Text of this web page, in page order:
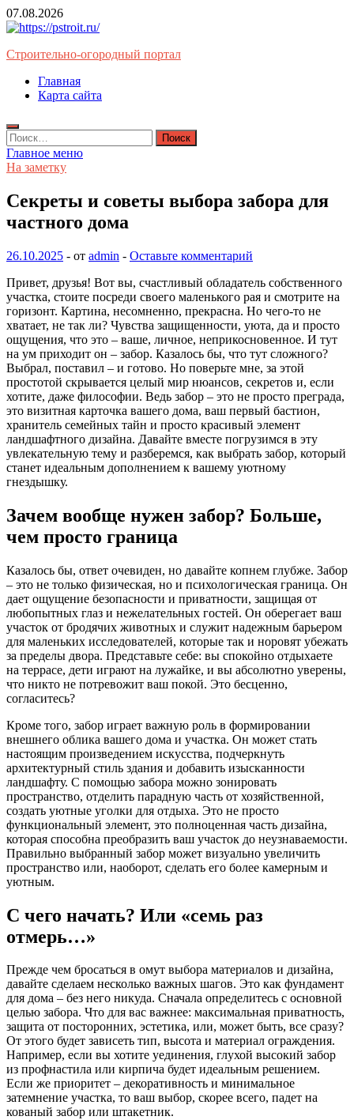
Перейти
к
07.08.2026
Строительно-огородный портал
Главная
Карта сайта
Найти:
Главное меню
На заметку
Секреты и советы выбора забора для
частного дома
26.10.2025 - от admin - Оставьте комментарий
Привет, друзья! Вот вы, счастливый обладатель собственного
участка, стоите посреди своего маленького рая и смотрите на
горизонт. Картина, несомненно, прекрасна. Но чего-то не
хватает, не так ли? Чувства защищенности, уюта, да и просто
ощущения, что это – ваше, личное, неприкосновенное. И тут
на ум приходит он – забор. Казалось бы, что тут сложного?
Выбрал, поставил – и готово. Но поверьте мне, за этой
простотой скрывается целый мир нюансов, секретов и, если
хотите, даже философии. Ведь забор – это не просто преграда,
это визитная карточка вашего дома, ваш первый бастион,
хранитель семейных тайн и просто красивый элемент
ландшафтного дизайна. Давайте вместе погрузимся в эту
увлекательную тему и разберемся, как выбрать забор, который
станет идеальным дополнением к вашему уютному
гнездышку.
Зачем вообще нужен забор? Больше,
чем просто граница
Казалось бы, ответ очевиден, но давайте копнем глубже. Забор
– это не только физическая, но и психологическая граница. Он
дает ощущение безопасности и приватности, защищая от
любопытных глаз и нежелательных гостей. Он оберегает ваш
участок от бродячих животных и служит надежным барьером
для маленьких исследователей, которые так и норовят убежать
за пределы двора. Представьте себе: вы спокойно отдыхаете
на террасе, дети играют на лужайке, и вы абсолютно уверены,
что никто не потревожит ваш покой. Это бесценно,
согласитесь?
Кроме того, забор играет важную роль в формировании
внешнего облика вашего дома и участка. Он может стать
настоящим произведением искусства, подчеркнуть
архитектурный стиль здания и добавить изысканности
ландшафту. С помощью забора можно зонировать
пространство, отделить парадную часть от хозяйственной,
создать уютные уголки для отдыха. Это не просто
функциональный элемент, это полноценная часть дизайна,
которая способна преобразить ваш участок до неузнаваемости.
Правильно выбранный забор может визуально увеличить
пространство или, наоборот, сделать его более камерным и
уютным.
С чего начать? Или «семь раз
отмерь…»
Прежде чем бросаться в омут выбора материалов и дизайна,
давайте сделаем несколько важных шагов. Это как фундамент
для дома – без него никуда. Сначала определитесь с основной
целью забора. Что для вас важнее: максимальная приватность,
защита от посторонних, эстетика, или, может быть, все сразу?
От этого будет зависеть тип, высота и материал ограждения.
Например, если вы хотите уединения, глухой высокий забор
из профнастила или кирпича будет идеальным решением.
Если же приоритет – декоративность и минимальное
затемнение участка, то ваш выбор, скорее всего, падет на
кованый забор или штакетник.